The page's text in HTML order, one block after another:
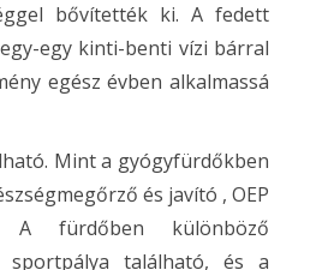
bővítették ki. A fedett
egy kinti-benti vízi bárral
egész évben alkalmassá
Mint a gyógyfürdőkben
és javító , OEP
A fürdőben különböző
sportpálya található, és a